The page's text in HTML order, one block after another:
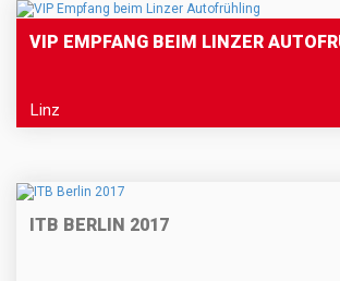
VIP EMPFANG BEIM LINZER
Linz
ITB BERLIN 2017